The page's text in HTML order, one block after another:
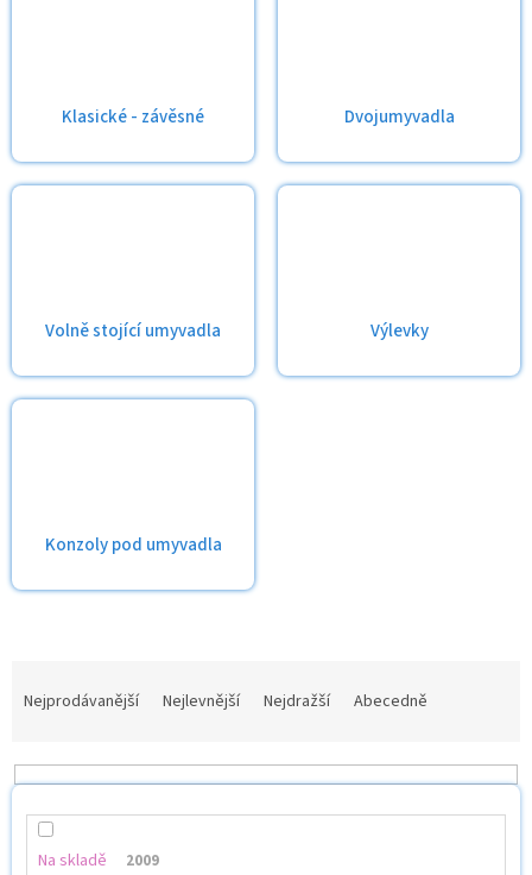
Klasické - závěsné Dvojumyvadla
Volně stojící umyvadla Výlevky
Konzoly pod umyvadla
n
Nejprodávanější Nejlevnější Nejdražší Abecedně
Na skladě 2009